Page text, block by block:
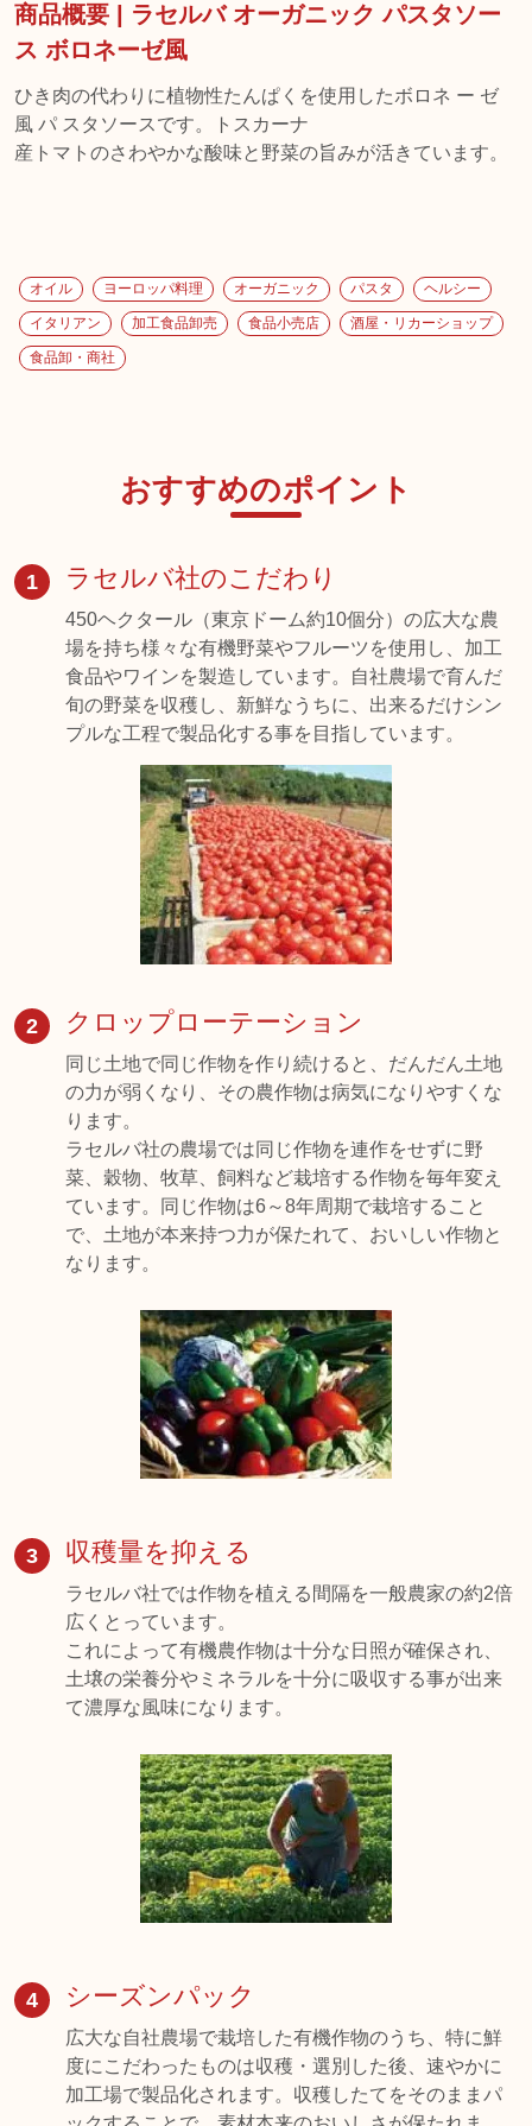
商品概要 | ラセルバ オーガニック パスタソー
ス ボロネーゼ風
ひき肉の代わりに植物性たんぱくを使用したボロネ ー ゼ
風 パ スタソースです。トスカーナ
産トマトのさわやかな酸味と野菜の旨みが活きています。
オイル ヨーロッパ料理 オーガニック パスタ ヘルシー
イタリアン 加工食品卸売 食品小売店 酒屋・リカーショップ
食品卸・商社
おすすめのポイント
1 ラセルバ社のこだわり
450ヘクタール（東京ドーム約10個分）の広大な農
場を持ち様々な有機野菜やフルーツを使用し、加工
食品やワインを製造しています。自社農場で育んだ
旬の野菜を収穫し、新鮮なうちに、出来るだけシン
プルな工程で製品化する事を目指しています。
2 クロップローテーション
同じ土地で同じ作物を作り続けると、だんだん土地
の力が弱くなり、その農作物は病気になりやすくな
ります。
ラセルバ社の農場では同じ作物を連作をせずに野
菜、穀物、牧草、飼料など栽培する作物を毎年変え
ています。同じ作物は6～8年周期で栽培すること
で、土地が本来持つ力が保たれて、おいしい作物と
なります。
3 収穫量を抑える
ラセルバ社では作物を植える間隔を一般農家の約2倍
広くとっています。
これによって有機農作物は十分な日照が確保され、
土壌の栄養分やミネラルを十分に吸収する事が出来
て濃厚な風味になります。
4 シーズンパック
広大な自社農場で栽培した有機作物のうち、特に鮮
度にこだわったものは収穫・選別した後、速やかに
加工場で製品化されます。収穫したてをそのままパ